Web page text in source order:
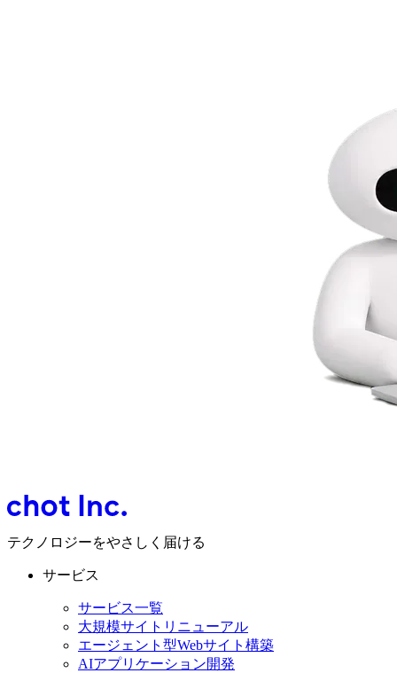
テクノロジーをやさしく届ける
サービス
サービス一覧
大規模サイトリニューアル
エージェント型Webサイト構築
AIアプリケーション開発